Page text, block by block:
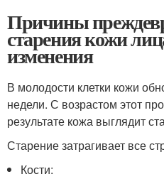
Причины
старения кожи
изменения
В молодости клетки кожи
недели. С возрастом этот
результате кожа выглядит
Старение затрагивает все
Кости;